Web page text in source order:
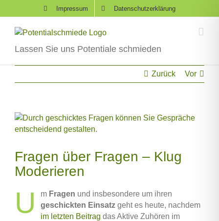
to
content
Impressum Datenschutzerklärung
Lassen Sie uns Potentiale schmieden
Zurück Vor
Zeige
grösseres
Fragen über Fragen – Klug
Moderieren
U m Fragen und insbesondere um ihren
geschickten Einsatz geht es heute, nachdem
im letzten Beitrag das Aktive Zuhören im